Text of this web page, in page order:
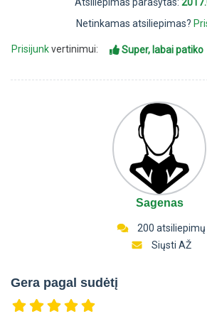
Atsiliepimas parašytas:
Netinkamas atsiliepimas?
Prisijunkvertinimui: Super, labai patiko
Sagenas
200 atsiliepimų
Siųsti AŽ
Gera pagal sudėtį